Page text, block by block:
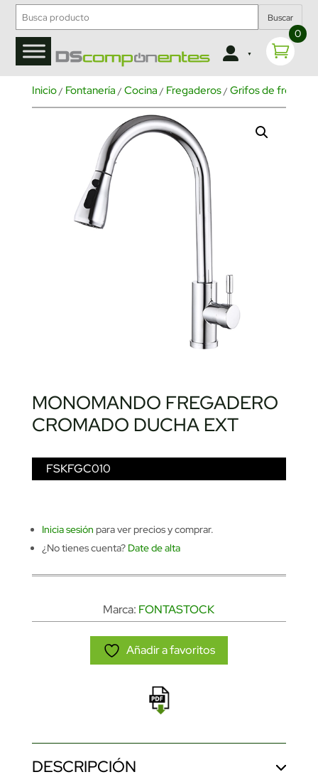
Buscar
0
Inicio/ Fontanería / Cocina / Fregaderos/ Grifos de
MONOMANDO FREGADERO
CROMADO DUCHA EXT
FSKFGC010
Inicia sesión para ver precios y comprar.
¿No tienes cuenta? Date de alta
Marca: FONTASTOCK
Añadir a favoritos
DESCRIPCIÓN